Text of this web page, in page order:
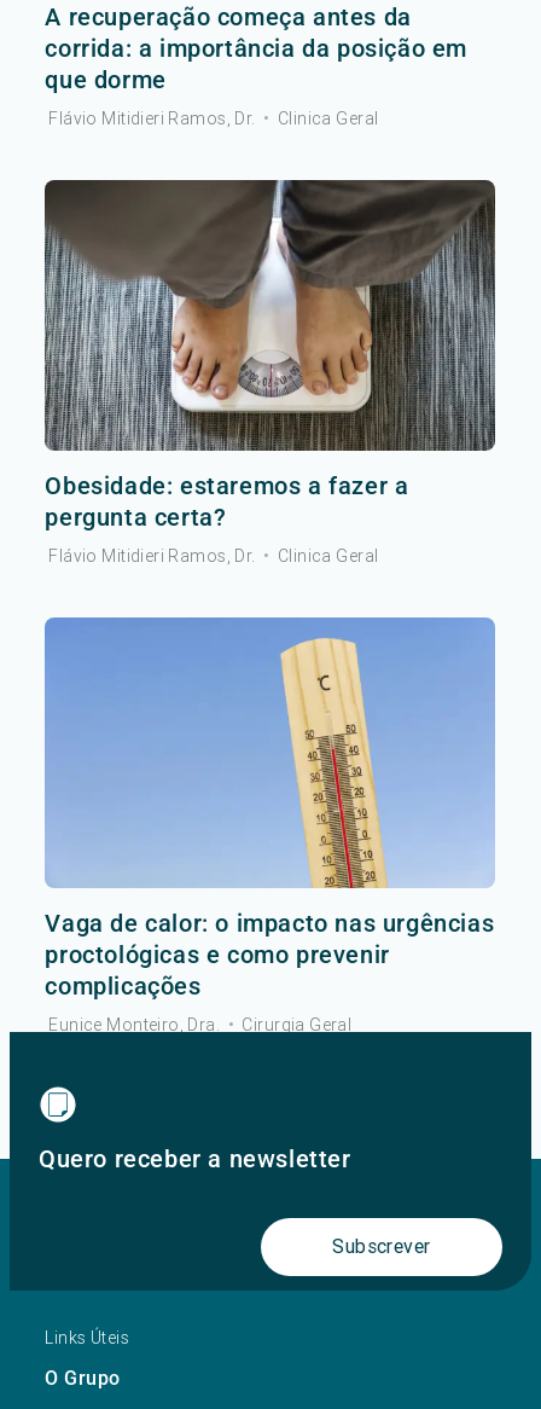
A recuperação começa antes da
corrida: a importância da posição em
que dorme
Flávio Mitidieri Ramos, Dr. • Clinica Geral
Obesidade: estaremos a fazer a
pergunta certa?
Flávio Mitidieri Ramos, Dr. • Clinica Geral
Vaga de calor: o impacto nas urgências
proctológicas e como prevenir
complicações
Eunice Monteiro, Dra. • Cirurgia Geral
Quero receber a newsletter
Subscrever
Links Úteis
O Grupo